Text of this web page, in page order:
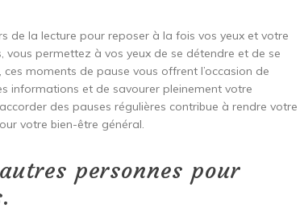
de la lecture pour reposer à la fois vos yeux et votre
permettez à vos yeux de se détendre et de se
moments de pause vous offrent l’occasion de
informations et de savourer pleinement votre
des pauses régulières contribue à rendre votre
votre bien-être général.
personnes pour